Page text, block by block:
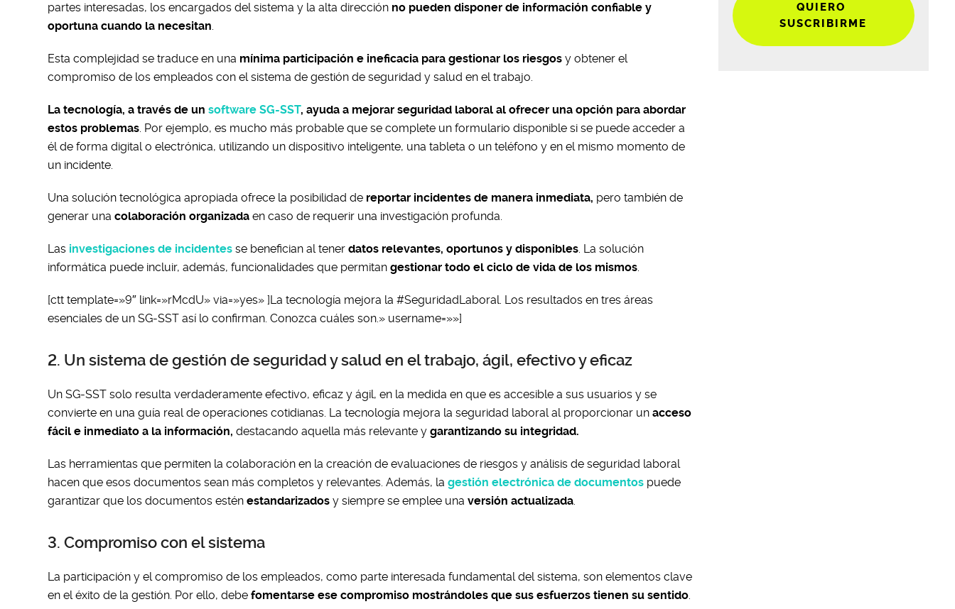
partes interesadas, los encargados del sistema y la alta dirección no pueden disponer de información confiable y
oportuna cuando la necesitan.
Esta complejidad se traduce en una mínima participación e ineficacia para gestionar los riesgos y obtener el
compromiso de los empleados con el sistema de gestión de seguridad y salud en el trabajo.
La tecnología, a través de unsoftware SG-SST, ayuda a mejorar seguridad laboral al ofrecer una opción para abordar
estos problemas. Por ejemplo, es mucho más probable que se complete un formulario disponible si se puede acceder a
él de forma digital o electrónica, utilizando un dispositivo inteligente, una tableta o un teléfono y en el mismo momento de
un incidente.
Una solución tecnológica apropiada ofrece la posibilidad de reportar incidentes de manera inmediata, pero también de
generar una colaboración organizadaen caso de requerir una investigación profunda.
Las investigaciones de incidentes se benefician al tenerdatos relevantes, oportunos y disponibles. La solución
informática puede incluir, además, funcionalidades que permitangestionar todo el ciclo de vida de los mismos.
[ctt template=»9″ link=»rMcdU» via=»yes» ]La tecnología mejora la #SeguridadLaboral. Los resultados en tres áreas
esenciales de un SG-SST así lo confirman. Conozca cuáles son.» username=»»]
2. Un sistema de gestión de seguridad y salud en el trabajo, ágil, efectivo y eficaz
Un SG-SST solo resulta verdaderamente efectivo, eficaz y ágil, en la medida en que es accesible a sus usuarios y se
convierte en una guía real de operaciones cotidianas. La tecnología mejora la seguridad laboral al proporcionar unacceso
fácil e inmediato a la información,destacando aquella más relevante y garantizando su integridad.
Las herramientas que permiten la colaboración en la creación de evaluaciones de riesgos y análisis de seguridad laboral
hacen que esos documentos sean más completos y relevantes. Además, lagestión electrónica de documentos puede
garantizar que los documentos esténestandarizados y siempre se emplee unaversión actualizada.
3. Compromiso con el sistema
La participación y el compromiso de los empleados, como parte interesada fundamental del sistema, son elementos clave
en el éxito de la gestión. Por ello, debefomentarse ese compromiso mostrándoles que sus esfuerzos tienen su sentido.